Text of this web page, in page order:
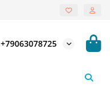
+79063078725